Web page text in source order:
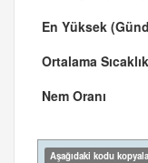
Aşağıdaki kodu